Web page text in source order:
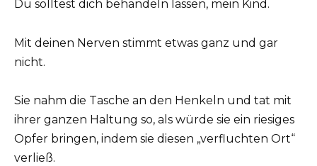
Du solltest dich behandeln lassen, mein Kind.
Mit deinen Nerven stimmt etwas ganz und gar
nicht.
Sie nahm die Tasche an den Henkeln und tat mit
ihrer ganzen Haltung so, als würde sie ein riesiges
Opfer bringen, indem sie diesen „verfluchten Ort“
verließ.